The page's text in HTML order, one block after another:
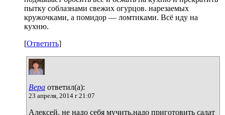
пытку соблазнами свежих огурцов. нарезаемых
кружочками, а помидор — ломтиками. Всё иду на
кухню.
[Ответить]
Вера ответил(а):
23 апреля, 2014 г 21:07
Алексей, не надо себя мучить,надо приготовить салат